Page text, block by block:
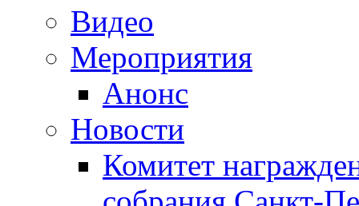
Видео
Мероприятия
Анонс
Новости
Комитет